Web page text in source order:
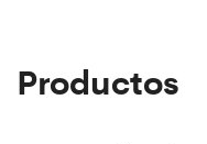
Productos